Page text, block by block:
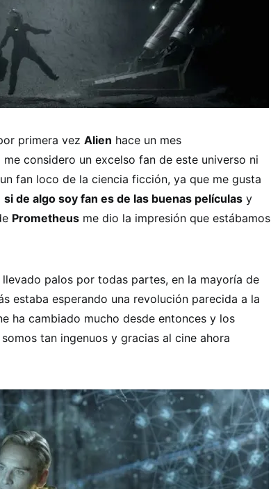
primera vez Alien hace un mes
considero un excelso fan de este universo ni
fan loco de la ciencia ficción, ya que me gusta
si de algo soy fan es de las buenas películas y
Prometheus me dio la impresión que estábamos
palos por todas partes, en la mayoría de
estaba esperando una revolución parecida a la
ha cambiado mucho desde entonces y los
tan ingenuos y gracias al cine ahora